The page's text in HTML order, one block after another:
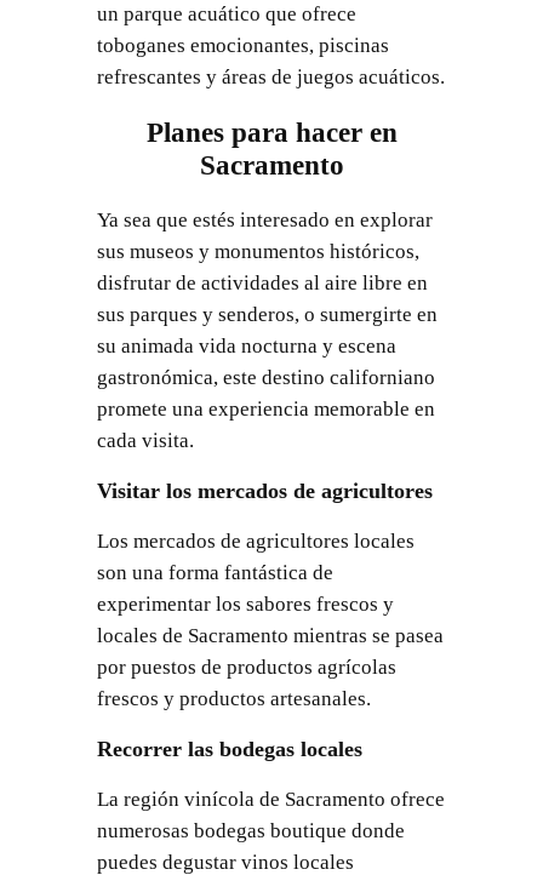
un parque acuático que ofrece
toboganes emocionantes, piscinas
refrescantes y áreas de juegos acuáticos.
Planes para hacer en
Sacramento
Ya sea que estés interesado en explorar
sus museos y monumentos históricos,
disfrutar de actividades al aire libre en
sus parques y senderos, o sumergirte en
su animada vida nocturna y escena
gastronómica, este destino californiano
promete una experiencia memorable en
cada visita.
Visitar los mercados de agricultores
Los mercados de agricultores locales
son una forma fantástica de
experimentar los sabores frescos y
locales de Sacramento mientras se pasea
por puestos de productos agrícolas
frescos y productos artesanales.
Recorrer las bodegas locales
La región vinícola de Sacramento ofrece
numerosas bodegas boutique donde
puedes degustar vinos locales